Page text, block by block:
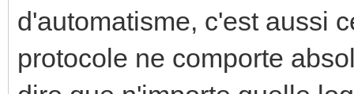
d'automatisme, c'est aussi
protocole ne comporte